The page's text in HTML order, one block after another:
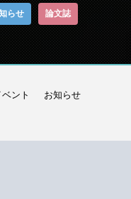
らせ 論文誌
ベント
お知らせ